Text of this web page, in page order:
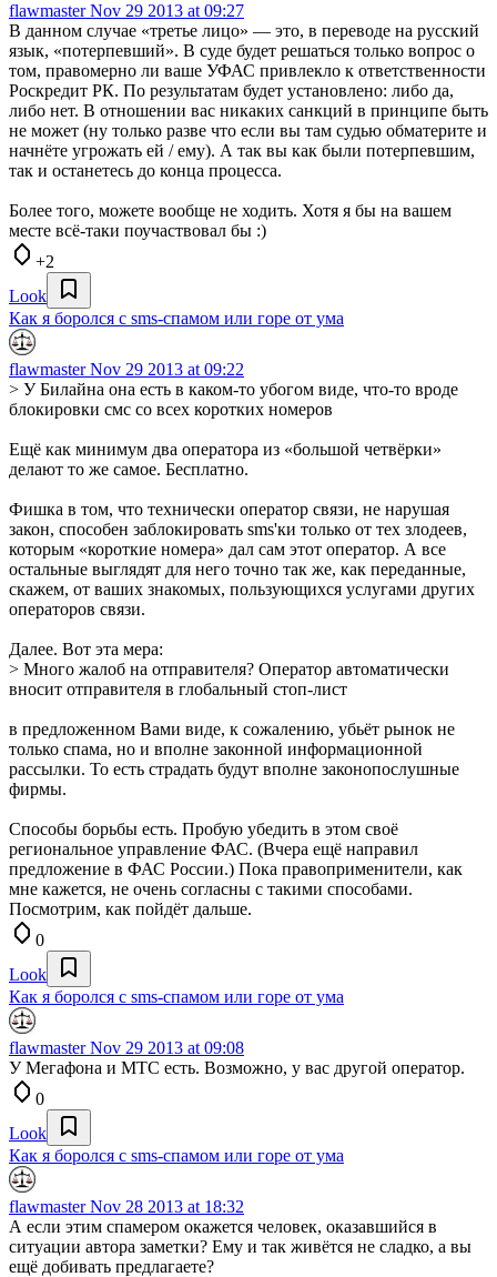
flawmasterNov 29 2013 at 09:27
В данном случае «третье лицо» — это, в переводе на русский
язык, «потерпевший». В суде будет решаться только вопрос о
том, правомерно ли ваше УФАС привлекло к ответственности
Роскредит РК. По результатам будет установлено: либо да,
либо нет. В отношении вас никаких санкций в принципе быть
не может (ну только разве что если вы там судью обматерите и
начнёте угрожать ей / ему). А так вы как были потерпевшим,
так и останетесь до конца процесса.
Более того, можете вообще не ходить. Хотя я бы на вашем
месте всё-таки поучаствовал бы :)
+2
Look
Как я боролся с sms-спамом или горе от ума
flawmasterNov 29 2013 at 09:22
> У Билайна она есть в каком-то убогом виде, что-то вроде
блокировки смс со всех коротких номеров
Ещё как минимум два оператора из «большой четвёрки»
делают то же самое. Бесплатно.
Фишка в том, что технически оператор связи, не нарушая
закон, способен заблокировать sms'ки только от тех злодеев,
которым «короткие номера» дал сам этот оператор. А все
остальные выглядят для него точно так же, как переданные,
скажем, от ваших знакомых, пользующихся услугами других
операторов связи.
Далее. Вот эта мера:
> Много жалоб на отправителя? Оператор автоматически
вносит отправителя в глобальный стоп-лист
в предложенном Вами виде, к сожалению, убьёт рынок не
только спама, но и вполне законной информационной
рассылки. То есть страдать будут вполне законопослушные
фирмы.
Способы борьбы есть. Пробую убедить в этом своё
региональное управление ФАС. (Вчера ещё направил
предложение в ФАС России.) Пока правоприменители, как
мне кажется, не очень согласны с такими способами.
Посмотрим, как пойдёт дальше.
0
Look
Как я боролся с sms-спамом или горе от ума
flawmasterNov 29 2013 at 09:08
У Мегафона и МТС есть. Возможно, у вас другой оператор.
0
Look
Как я боролся с sms-спамом или горе от ума
flawmasterNov 28 2013 at 18:32
А если этим спамером окажется человек, оказавшийся в
ситуации автора заметки? Ему и так живётся не сладко, а вы
ещё добивать предлагаете?